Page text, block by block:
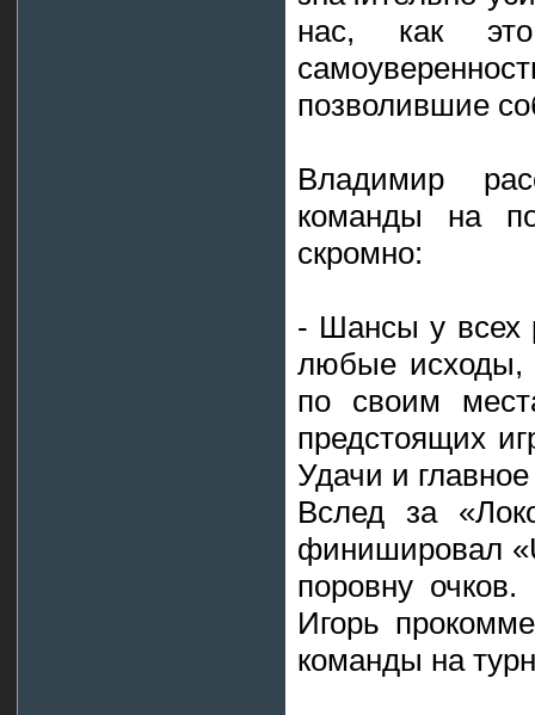
нас, как
позволившие
Владимир
команды на
скромно:
- Шансы у всех
любые исходы,
по своим
предстоящих
Удачи и
Вслед за
финишировал
поровну
Игорь
команды на